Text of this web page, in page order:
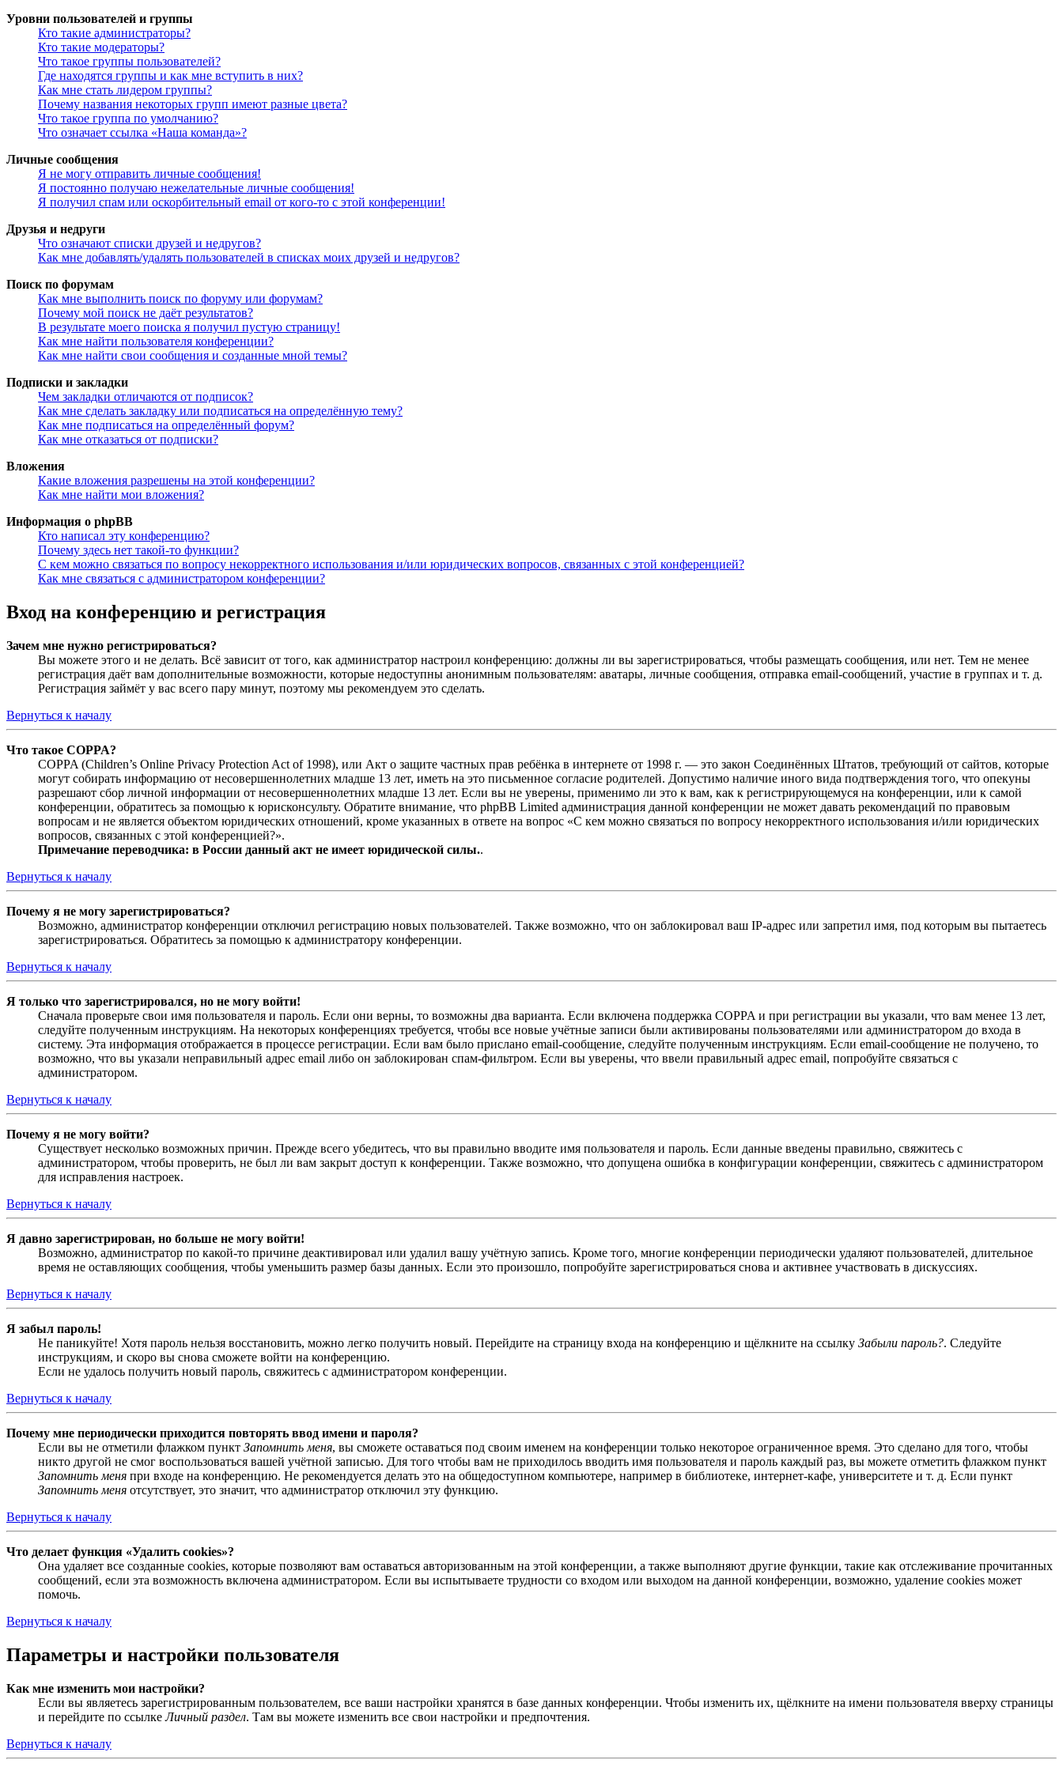
Уровни пользователей и группы
Кто такие администраторы?
Кто такие модераторы?
Что такое группы пользователей?
Где находятся группы и как мне вступить в них?
Как мне стать лидером группы?
Почему названия некоторых групп имеют разные цвета?
Что такое группа по умолчанию?
Что означает ссылка «Наша команда»?
Личные сообщения
Я не могу отправить личные сообщения!
Я постоянно получаю нежелательные личные сообщения!
Я получил спам или оскорбительный email от кого-то с этой конференции!
Друзья и недруги
Что означают списки друзей и недругов?
Как мне добавлять/удалять пользователей в списках моих друзей и недругов?
Поиск по форумам
Как мне выполнить поиск по форуму или форумам?
Почему мой поиск не даёт результатов?
В результате моего поиска я получил пустую страницу!
Как мне найти пользователя конференции?
Как мне найти свои сообщения и созданные мной темы?
Подписки и закладки
Чем закладки отличаются от подписок?
Как мне сделать закладку или подписаться на определённую тему?
Как мне подписаться на определённый форум?
Как мне отказаться от подписки?
Вложения
Какие вложения разрешены на этой конференции?
Как мне найти мои вложения?
Информация о phpBB
Кто написал эту конференцию?
Почему здесь нет такой-то функции?
С кем можно связаться по вопросу некорректного использования и/или юридических вопросов, связанных с этой конференцией?
Как мне связаться с администратором конференции?
Вход на конференцию и регистрация
Зачем мне нужно регистрироваться?
Вы можете этого и не делать. Всё зависит от того, как администратор настроил конференцию: должны ли вы зарегистрироваться, чтобы размещать сообщения, или нет. Тем не менее
регистрация даёт вам дополнительные возможности, которые недоступны анонимным пользователям: аватары, личные сообщения, отправка email-сообщений, участие в группах и т. д.
Регистрация займёт у вас всего пару минут, поэтому мы рекомендуем это сделать.
Вернуться к началу
Что такое COPPA?
COPPA (Children’s Online Privacy Protection Act of 1998), или Акт о защите частных прав ребёнка в интернете от 1998 г. — это закон Соединённых Штатов, требующий от сайтов, которые
могут собирать информацию от несовершеннолетних младше 13 лет, иметь на это письменное согласие родителей. Допустимо наличие иного вида подтверждения того, что опекуны
разрешают сбор личной информации от несовершеннолетних младше 13 лет. Если вы не уверены, применимо ли это к вам, как к регистрирующемуся на конференции, или к самой
конференции, обратитесь за помощью к юрисконсульту. Обратите внимание, что phpBB Limited администрация данной конференции не может давать рекомендаций по правовым
вопросам и не является объектом юридических отношений, кроме указанных в ответе на вопрос «С кем можно связаться по вопросу некорректного использования и/или юридических
вопросов, связанных с этой конференцией?».
Примечание переводчика: в России данный акт не имеет юридической силы..
Вернуться к началу
Почему я не могу зарегистрироваться?
Возможно, администратор конференции отключил регистрацию новых пользователей. Также возможно, что он заблокировал ваш IP-адрес или запретил имя, под которым вы пытаетесь
зарегистрироваться. Обратитесь за помощью к администратору конференции.
Вернуться к началу
Я только что зарегистрировался, но не могу войти!
Сначала проверьте свои имя пользователя и пароль. Если они верны, то возможны два варианта. Если включена поддержка COPPA и при регистрации вы указали, что вам менее 13 лет,
следуйте полученным инструкциям. На некоторых конференциях требуется, чтобы все новые учётные записи были активированы пользователями или администратором до входа в
систему. Эта информация отображается в процессе регистрации. Если вам было прислано email-сообщение, следуйте полученным инструкциям. Если email-сообщение не получено, то
возможно, что вы указали неправильный адрес email либо он заблокирован спам-фильтром. Если вы уверены, что ввели правильный адрес email, попробуйте связаться с
администратором.
Вернуться к началу
Почему я не могу войти?
Существует несколько возможных причин. Прежде всего убедитесь, что вы правильно вводите имя пользователя и пароль. Если данные введены правильно, свяжитесь с
администратором, чтобы проверить, не был ли вам закрыт доступ к конференции. Также возможно, что допущена ошибка в конфигурации конференции, свяжитесь с администратором
для исправления настроек.
Вернуться к началу
Я давно зарегистрирован, но больше не могу войти!
Возможно, администратор по какой-то причине деактивировал или удалил вашу учётную запись. Кроме того, многие конференции периодически удаляют пользователей, длительное
время не оставляющих сообщения, чтобы уменьшить размер базы данных. Если это произошло, попробуйте зарегистрироваться снова и активнее участвовать в дискуссиях.
Вернуться к началу
Я забыл пароль!
Не паникуйте! Хотя пароль нельзя восстановить, можно легко получить новый. Перейдите на страницу входа на конференцию и щёлкните на ссылку Забыли пароль?. Следуйте
инструкциям, и скоро вы снова сможете войти на конференцию.
Если не удалось получить новый пароль, свяжитесь с администратором конференции.
Вернуться к началу
Почему мне периодически приходится повторять ввод имени и пароля?
Если вы не отметили флажком пункт Запомнить меня, вы сможете оставаться под своим именем на конференции только некоторое ограниченное время. Это сделано для того, чтобы
никто другой не смог воспользоваться вашей учётной записью. Для того чтобы вам не приходилось вводить имя пользователя и пароль каждый раз, вы можете отметить флажком пункт
Запомнить меня при входе на конференцию. Не рекомендуется делать это на общедоступном компьютере, например в библиотеке, интернет-кафе, университете и т. д. Если пункт
Запомнить меня отсутствует, это значит, что администратор отключил эту функцию.
Вернуться к началу
Что делает функция «Удалить cookies»?
Она удаляет все созданные cookies, которые позволяют вам оставаться авторизованным на этой конференции, а также выполняют другие функции, такие как отслеживание прочитанных
сообщений, если эта возможность включена администратором. Если вы испытываете трудности со входом или выходом на данной конференции, возможно, удаление cookies может
помочь.
Вернуться к началу
Параметры и настройки пользователя
Как мне изменить мои настройки?
Если вы являетесь зарегистрированным пользователем, все ваши настройки хранятся в базе данных конференции. Чтобы изменить их, щёлкните на имени пользователя вверху страницы
и перейдите по ссылкеЛичный раздел. Там вы можете изменить все свои настройки и предпочтения.
Вернуться к началу